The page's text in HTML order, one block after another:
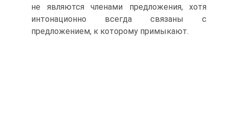
не являются членами предложения, хотя
интонационно всегда связаны с
предложением, к которому примыкают.